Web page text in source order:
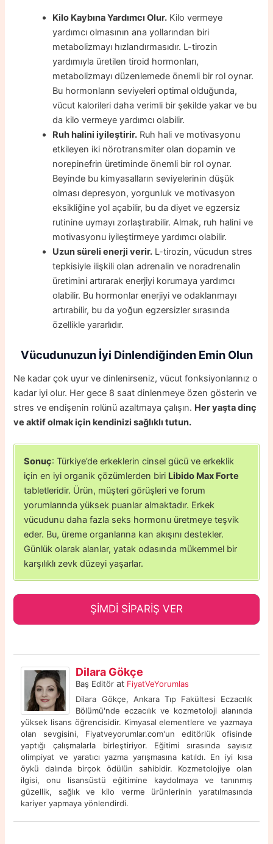
Kilo Kaybına Yardımcı Olur. Kilo vermeye
yardımcı olmasının ana yollarından biri
metabolizmayı hızlandırmasıdır. L-tirozin
yardımıyla üretilen tiroid hormonları,
metabolizmayı düzenlemede önemli bir rol oynar.
Bu hormonların seviyeleri optimal olduğunda,
vücut kalorileri daha verimli bir şekilde yakar ve bu
da kilo vermeye yardımcı olabilir.
Ruh halini iyileştirir. Ruh hali ve motivasyonu
etkileyen iki nörotransmiter olan dopamin ve
norepinefrin üretiminde önemli bir rol oynar.
Beyinde bu kimyasalların seviyelerinin düşük
olması depresyon, yorgunluk ve motivasyon
eksikliğine yol açabilir, bu da diyet ve egzersiz
rutinine uymayı zorlaştırabilir. Almak, ruh halini ve
motivasyonu iyileştirmeye yardımcı olabilir.
Uzun süreli enerji verir. L-tirozin, vücudun stres
tepkisiyle ilişkili olan adrenalin ve noradrenalin
üretimini artırarak enerjiyi korumaya yardımcı
olabilir. Bu hormonlar enerjiyi ve odaklanmayı
artırabilir, bu da yoğun egzersizler sırasında
özellikle yararlıdır.
Vücudunuzun İyi Dinlendiğinden Emin Olun
Ne kadar çok uyur ve dinlenirseniz, vücut fonksiyonlarınız o
kadar iyi olur. Her gece 8 saat dinlenmeye özen gösterin ve
stres ve endişenin rolünü azaltmaya çalışın. Her yaşta dinç
ve aktif olmak için kendinizi sağlıklı tutun.
Sonuç: Türkiye’de erkeklerin cinsel gücü ve erkeklik
için en iyi organik çözümlerden biri Libido Max Forte
tabletleridir. Ürün, müşteri görüşleri ve forum
yorumlarında yüksek puanlar almaktadır. Erkek
vücudunu daha fazla seks hormonu üretmeye teşvik
eder. Bu, üreme organlarına kan akışını destekler.
Günlük olarak alanlar, yatak odasında mükemmel bir
karşılıklı zevk düzeyi yaşarlar.
ŞİMDİ SİPARİŞ VER
Dilara Gökçe
Baş Editör at FiyatVeYorumlas
Dilara Gökçe, Ankara Tıp Fakültesi Eczacılık
Bölümü'nde eczacılık ve kozmetoloji alanında
yüksek lisans öğrencisidir. Kimyasal elementlere ve yazmaya
olan sevgisini, Fiyatveyorumlar.com'un editörlük ofisinde
yaptığı çalışmalarla birleştiriyor. Eğitimi sırasında sayısız
olimpiyat ve yaratıcı yazma yarışmasına katıldı. En iyi kısa
öykü dalında birçok ödülün sahibidir. Kozmetolojiye olan
ilgisi, onu lisansüstü eğitimine kaydolmaya ve tanınmış
güzellik, sağlık ve kilo verme ürünlerinin yaratılmasında
kariyer yapmaya yönlendirdi.